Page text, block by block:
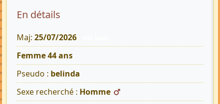
En détails
Maj: 25/07/2026
Femme 44 ans
Pseudo : belinda
Sexe recherché : Homme